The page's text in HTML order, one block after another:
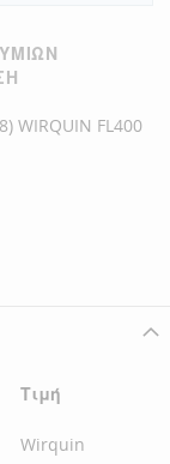
WIRQUIN FL400
Τιμή
Wirquin